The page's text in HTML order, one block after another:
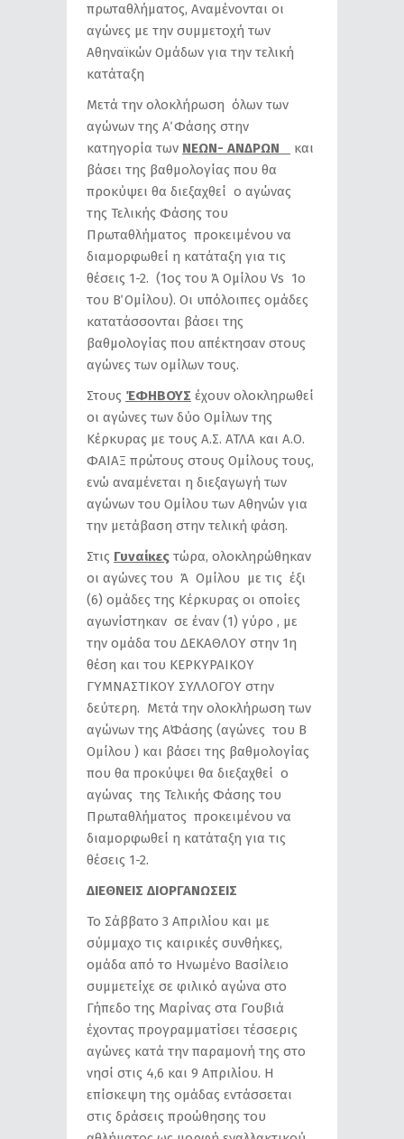
πρωταθλήματος, Αναμένονται οι
αγώνες με την συμμετοχή των
Αθηναϊκών Ομάδων για την τελική
κατάταξη
Μετά την ολοκλήρωση όλων των
αγώνων της Α΄ Φάσης στην
κατηγορία των ΝΕΩΝ- ΑΝΔΡΩΝ
και
βάσει της βαθμολογίας που θα
προκύψει θα διεξαχθεί ο αγώνας
της Τελικής Φάσης του
Πρωταθλήματος προκειμένου να
διαμορφωθεί η κατάταξη για τις
θέσεις 1-2. (1ος του Ά Ομίλου Vs 1ο
του Β΄ Ομίλου). Οι υπόλοιπες ομάδες
κατατάσσονται βάσει της
βαθμολογίας που απέκτησαν στους
αγώνες των ομίλων τους.
Στους ΈΦΗΒΟΥΣ έχουν ολοκληρωθεί
οι αγώνες των δύο Ομίλων της
Κέρκυρας με τους Α.Σ. ΑΤΛΑ και Α.Ο.
ΦΑΙΑΞ πρώτους στους Ομίλους τους,
ενώ αναμένεται η διεξαγωγή των
αγώνων του Ομίλου των Αθηνών για
την μετάβαση στην τελική φάση.
Στις Γυναίκες τώρα, ολοκληρώθηκαν
οι αγώνες του Ά Ομίλου με τις έξι
(6) ομάδες της Κέρκυρας οι οποίες
αγωνίστηκαν σε έναν (1) γύρο , με
την ομάδα του ΔΕΚΑΘΛΟΥ στην 1η
θέση και του ΚΕΡΚΥΡΑΙΚΟΥ
ΓΥΜΝΑΣΤΙΚΟΥ ΣΥΛΛΟΓΟΥ στην
δεύτερη. Μετά την ολοκλήρωση των
αγώνων της Α΄Φάσης (αγώνες του Β
Ομίλου ) και βάσει της βαθμολογίας
που θα προκύψει θα διεξαχθεί ο
αγώνας της Τελικής Φάσης του
Πρωταθλήματος προκειμένου να
διαμορφωθεί η κατάταξη για τις
θέσεις 1-2.
ΔΙΕΘΝΕΙΣ ΔΙΟΡΓΑΝΩΣΕΙΣ
Το Σάββατο 3 Απριλίου και με
σύμμαχο τις καιρικές συνθήκες,
ομάδα από το Ηνωμένο Βασίλειο
συμμετείχε σε φιλικό αγώνα στο
Γήπεδο της Μαρίνας στα Γουβιά
έχοντας προγραμματίσει τέσσερις
αγώνες κατά την παραμονή της στο
νησί στις 4,6 και 9 Απριλίου. Η
επίσκεψη της ομάδας εντάσσεται
στις δράσεις προώθησης του